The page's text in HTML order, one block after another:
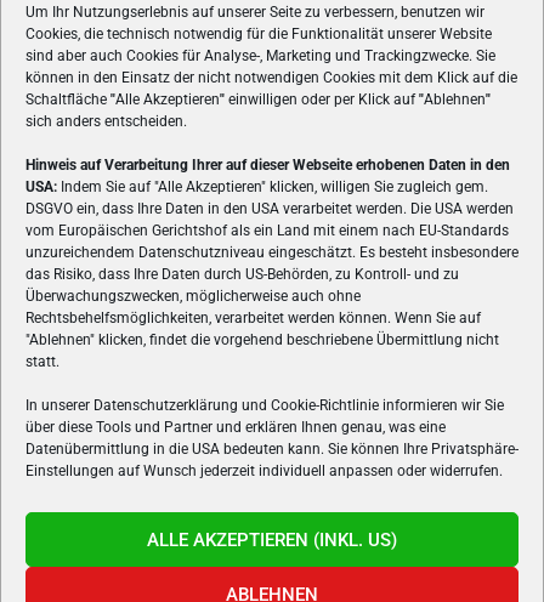
Um Ihr Nutzungserlebnis auf unserer Seite zu verbessern, benutzen wir
Cookies, die technisch notwendig für die Funktionalität unserer Website
sind aber auch Cookies für Analyse-, Marketing und Trackingzwecke. Sie
können in den Einsatz der nicht notwendigen Cookies mit dem Klick auf die
Schaltfläche "Alle Akzeptieren" einwilligen oder per Klick auf"Ablehnen"
sich anders entscheiden.
Hinweis auf Verarbeitung Ihrer auf dieser Webseite erhobenen Daten in den
USA: Indem Sie auf "Alle Akzeptieren" klicken, willigen Sie zugleich gem.
DSGVO ein, dass Ihre Daten in den USA verarbeitet werden. Die USA werden
vom Europäischen Gerichtshof als ein Land mit einem nach EU-Standards
unzureichendem Datenschutzniveau eingeschätzt. Es besteht insbesondere
das Risiko, dass Ihre Daten durch US-Behörden, zu Kontroll- und zu
Überwachungszwecken, möglicherweise auch ohne
Rechtsbehelfsmöglichkeiten, verarbeitet werden können. Wenn Sie auf
"Ablehnen" klicken, findet die vorgehend beschriebene Übermittlung nicht
statt.
In unserer Datenschutzerklärung und Cookie-Richtlinie informieren wir Sie
über diese Tools und Partner und erklären Ihnen genau, was eine
Datenübermittlung in die USA bedeuten kann. Sie können Ihre Privatsphäre-
Einstellungen auf Wunsch jederzeit individuell anpassen oder widerrufen.
ALLE AKZEPTIEREN (INKL. US)
ABLEHNEN
ÜBER UNS
VON GAMERN, FÜR GAMER! Gamers.at ist das älteste Online-
Spielemagazin Österreichs und bringt täglich aktuelle News,
Reviews und Videos zu PC- und Konsolenspielen, Gaming-
Hardware und aus der Welt des e-Sport's.
FOLGE UNS